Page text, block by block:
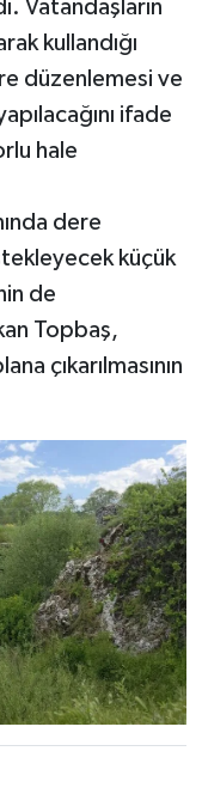
Vatandaşların
kullandığı
düzenlemesi ve
ifade
hale
dere
küçük
de
Topbaş,
çıkarılmasının